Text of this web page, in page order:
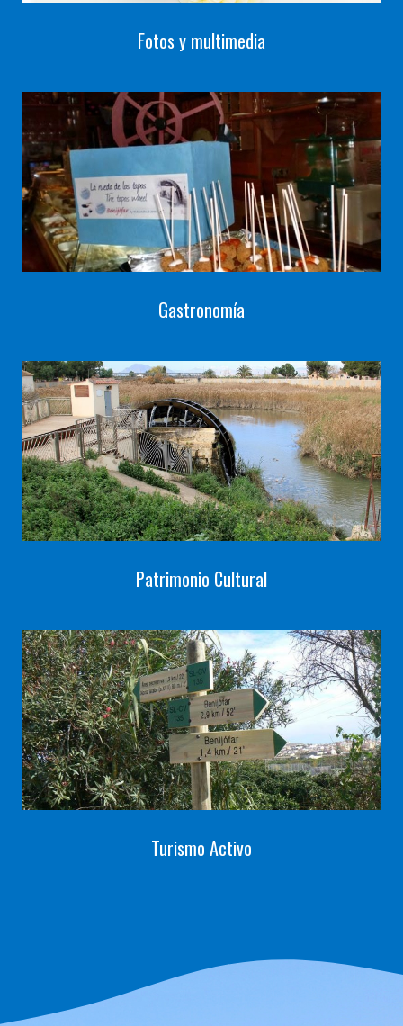
Fotos y multimedia
Gastronomía
Patrimonio Cultural
Turismo Activo